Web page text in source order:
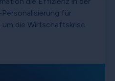
für
die Wirtschaftskrise